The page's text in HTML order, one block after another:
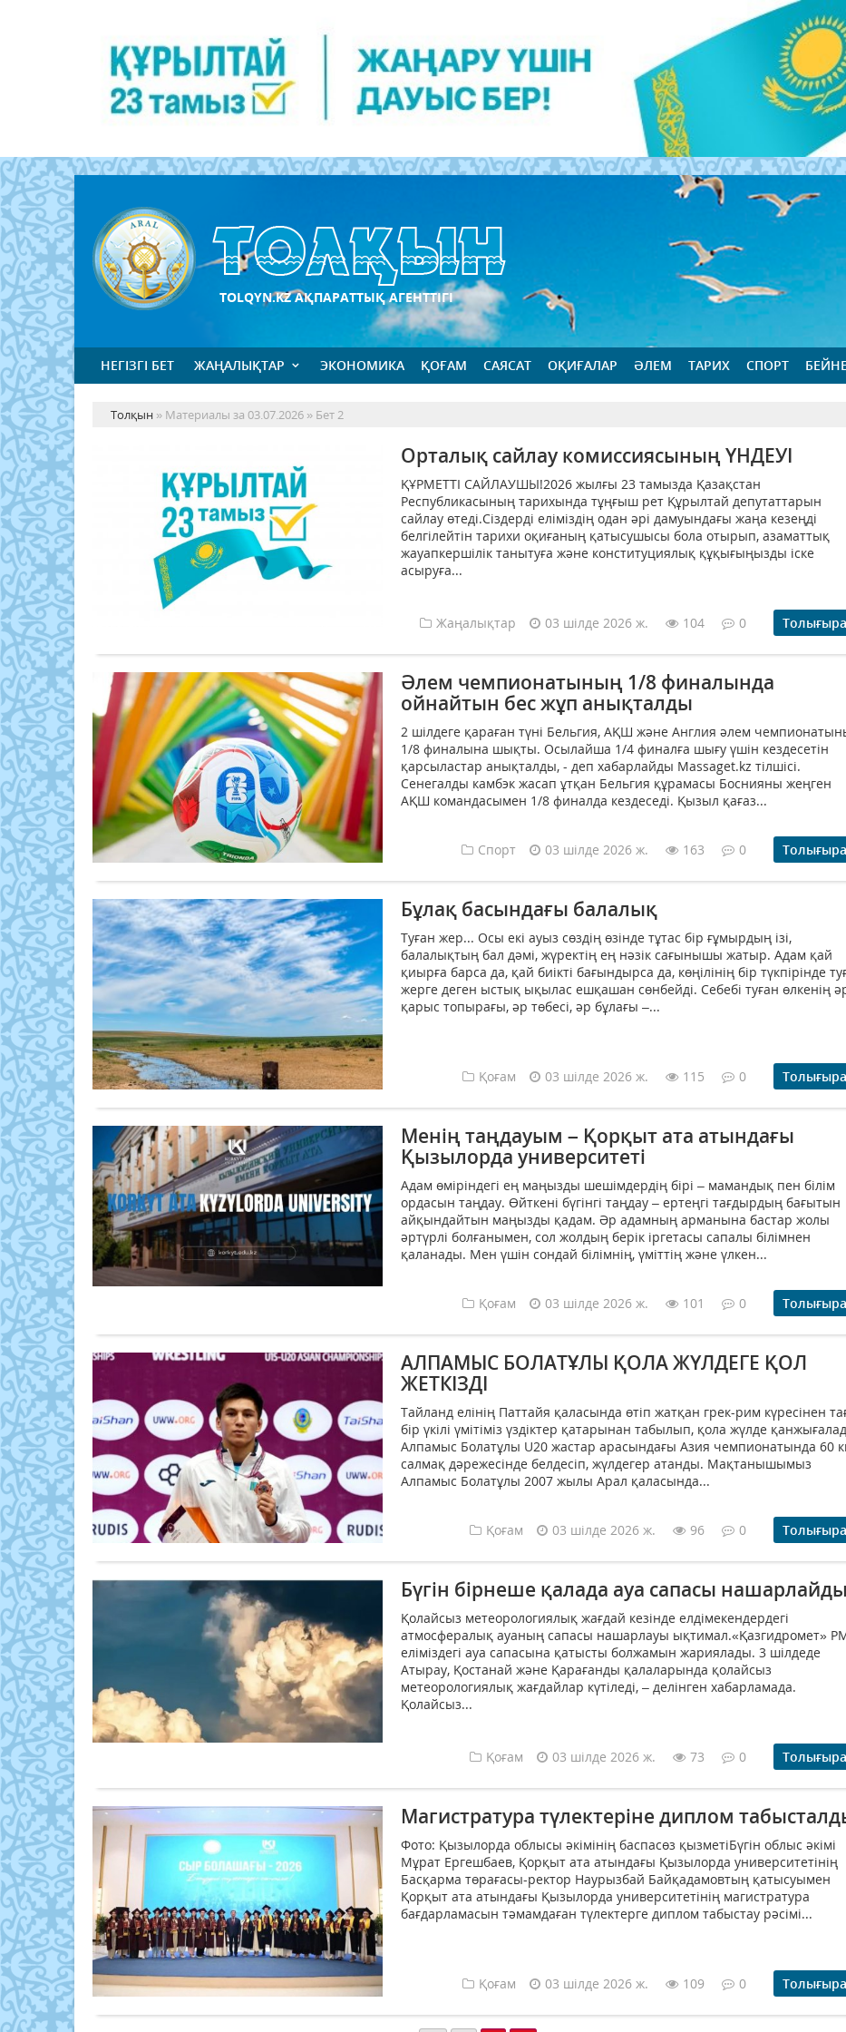
TOLQYN.KZ АҚПАРАТТЫҚ АГЕНТТІГІ
НЕГІЗГІ БЕТ ЖАҢАЛЫҚТАР ЭКОНОМИКА ҚОҒАМ САЯСАТ ОҚИҒАЛАР ӘЛЕМ ТАРИХ СПОРТ
Толқын » Материалы за 03.07.2026 » Бет 2
Орталық сайлау комиссиясының ҮНДЕУІ
ҚҰРМЕТТІ САЙЛАУШЫ!2026 жылғы 23 тамызда Қазақстан
Республикасының тарихында тұңғыш рет Құрылтай депутаттарын
сайлау өтеді.Сіздерді еліміздің одан әрі дамуындағы жаңа кезеңді
белгілейтін тарихи оқиғаның қатысушысы бола отырып, азаматтық
жауапкершілік танытуға және конституциялық құқығыңызды іске
асыруға...
Жаңалықтар 03 шілде 2026 ж. 104 0
Әлем чемпионатының 1/8 финалында
ойнайтын бес жұп анықталды
2 шілдеге қараған түні Бельгия, АҚШ және Англия әлем
1/8 финалына шықты. Осылайша 1/4 финалға шығу үшін кездесетін
қарсыластар анықталды, - деп хабарлайды Massaget.kz тілшісі.
Сенегалды камбэк жасап ұтқан Бельгия құрамасы Боснияны жеңген
АҚШ командасымен 1/8 финалда кездеседі. Қызыл қағаз...
Спорт 03 шілде 2026 ж. 163 0
Бұлақ басындағы балалық
Туған жер... Осы екі ауыз сөздің өзінде тұтас бір ғұмырдың ізі,
балалықтың бал дәмі, жүректің ең нәзік сағынышы жатыр. Адам қай
қиырға барса да, қай биікті бағындырса да, көңілінің бір түкпірінде
жерге деген ыстық ықылас ешқашан сөнбейді. Себебі туған өлкенің
қарыс топырағы, әр төбесі, әр бұлағы –...
Қоғам 03 шілде 2026 ж. 115 0
Менің таңдауым – Қорқыт ата атындағы
Қызылорда университеті
Адам өміріндегі ең маңызды шешімдердің бірі – мамандық пен білім
ордасын таңдау. Өйткені бүгінгі таңдау – ертеңгі тағдырдың бағытын
айқындайтын маңызды қадам. Әр адамның арманына бастар жолы
әртүрлі болғанымен, сол жолдың берік іргетасы сапалы білімнен
қаланады. Мен үшін сондай білімнің, үміттің және үлкен...
Қоғам 03 шілде 2026 ж. 101 0
АЛПАМЫС БОЛАТҰЛЫ ҚОЛА ЖҮЛДЕГЕ ҚОЛ
ЖЕТКІЗДІ
Тайланд елінің Паттайя қаласында өтіп жатқан грек-рим күресінен
бір үкілі үмітіміз үздіктер қатарынан табылып, қола жүлде
Алпамыс Болатұлы U20 жастар арасындағы Азия чемпионатында 60
салмақ дәрежесінде белдесіп, жүлдегер атанды. Мақтанышымыз
Алпамыс Болатұлы 2007 жылы Арал қаласында...
Қоғам 03 шілде 2026 ж. 96 0
Бүгін бірнеше қалада ауа сапасы нашарлайды
Қолайсыз метеорологиялық жағдай кезінде елдімекендердегі
атмосфералық ауаның сапасы нашарлауы ықтимал.«Қазгидромет»
еліміздегі ауа сапасына қатысты болжамын жариялады. 3 шілдеде
Атырау, Қостанай және Қарағанды қалаларында қолайсыз
метеорологиялық жағдайлар күтіледі, – делінген хабарламада.
Қолайсыз...
Қоғам 03 шілде 2026 ж. 73 0
Магистратура түлектеріне диплом
Фото: Қызылорда облысы әкімінің баспасөз қызметіБүгін облыс әкімі
Мұрат Ергешбаев, Қорқыт ата атындағы Қызылорда университетінің
Басқарма төрағасы-ректор Наурызбай Байқадамовтың қатысуымен
Қорқыт ата атындағы Қызылорда университетінің магистратура
бағдарламасын тәмамдаған түлектерге диплом табыстау рәсімі...
Қоғам 03 шілде 2026 ж. 109 0